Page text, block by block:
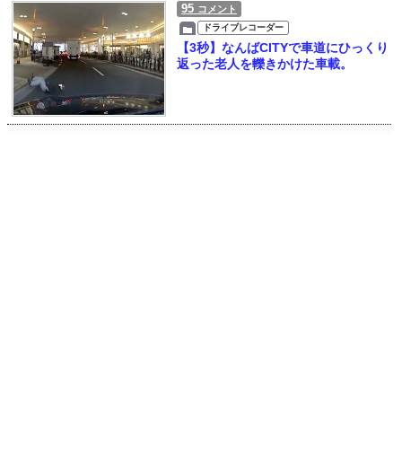
95 コメント
ドライブレコーダー
【3秒】なんばCITYで車道にひっくり
返った老人を轢きかけた車載。